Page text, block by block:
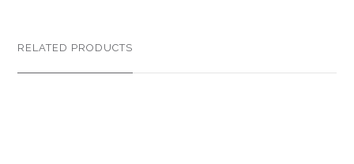
RELATED PRODUCTS